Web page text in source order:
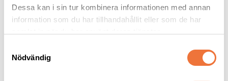
Dessa kan i sin tur kombinera informationen med annan
information som du har tillhandahållit eller som de har
Nödvändig
4Dogs Belöningsgodis
Lamm ca 100 g
Torkat hundgodis utan tillsatser, ursprung EU
49kr
Rogz Utility ställbart
hundhalsband med
reflextråd - Turkos
Finns i många storlekar